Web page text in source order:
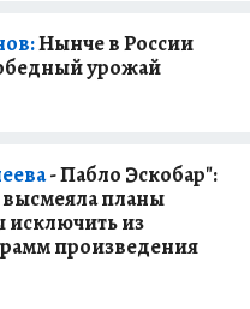
Нынче в России
урожай
- Пабло Эскобар":
планы
исключить из
произведения